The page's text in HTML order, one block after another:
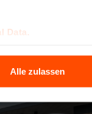
Data.
Alle zulassen